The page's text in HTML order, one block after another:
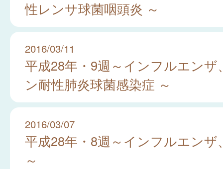
性レンサ球菌咽頭炎 ～
2016/03/11
平成28年・9週～インフルエン
ン耐性肺炎球菌感染症 ～
2016/03/07
平成28年・8週～インフルエンザ
～